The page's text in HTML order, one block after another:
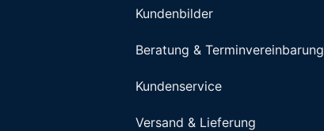
Kundenbilder
Beratung & Terminvereinbarung
Kundenservice
Versand & Lieferung